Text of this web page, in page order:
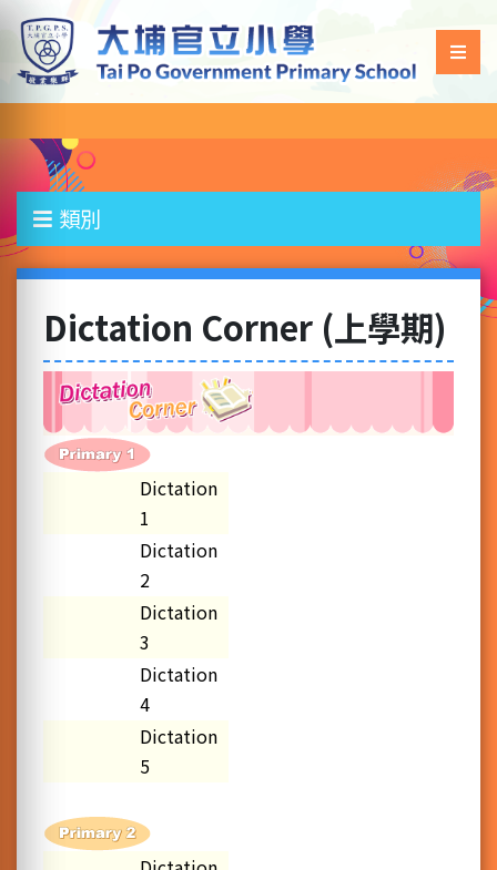
類別
Dictation Corner (上學期)
Dictation
1
Dictation
2
Dictation
3
Dictation
4
Dictation
5